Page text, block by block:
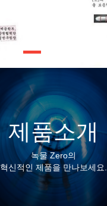
제품소개
녹물 Zero의
혁신적인 제품을 만나보세요.